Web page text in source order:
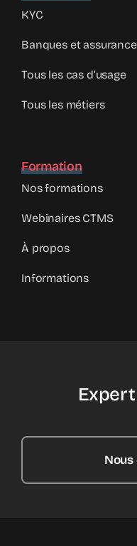
KYC
Banques et
Tous les cas d’usage
Tous les métiers
Formation
Nos formations
Webinaires CTMS
À propos
Informations